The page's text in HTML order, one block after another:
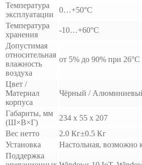
Температура
эксплуатации
0…+50°C
Температура
хранения
-10…+60°C
Допустимая
относительная
влажность
воздуха
от 5% до 90% при 26°С
Цвет /
Материал
корпуса
Чёрный / Алюминиевый
Габариты, мм
(Ш×В×Г)
234 х 55 х 207
Вес нетто
2.0 Кг±0.5 Кг
Установка
Настольная, возможно
Поддержка